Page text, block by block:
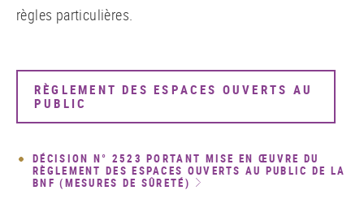
règles particulières.
RÈGLEMENT DES ESPACES OUVERTS AU
PUBLIC
DÉCISION N° 2523 PORTANT MISE EN ŒUVRE DU
RÈGLEMENT DES ESPACES OUVERTS AU PUBLIC DE LA
BNF (MESURES DE SÛRETÉ)